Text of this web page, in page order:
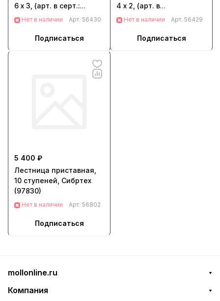
6 х 3, (арт. в серт.:
2340363) (97962)
Нет в наличии Арт. 56430
Подписаться
4 х 2, (арт. в
серт.:2340242) (97961)
Нет в наличии Арт. 56429
Подписаться
5 400 ₽
Лестница приставная,
10 ступеней, Сибртех
(97830)
Нет в наличии Арт. 56802
Подписаться
mollonline.ru
Компания